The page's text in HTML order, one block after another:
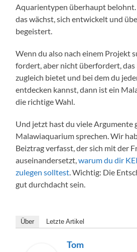
Aquarientypen überhaupt belohnt.
das wächst, sich entwickelt und
begeistert.
Wenn du also nach einem Projekt
fordert, aber nicht überfordert, das
zugleich bietet und bei dem du
entdecken kannst, dann ist ein
die richtige Wahl.
Und jetzt hast du viele Argumente
Malawiaquarium sprechen. Wir
Beiztrag verfasst, der sich mit der
auseinandersetzt,warum du dir
zulegen solltest. Wichtig: Die
gut durchdacht sein.
Über Letzte Artikel
Tom